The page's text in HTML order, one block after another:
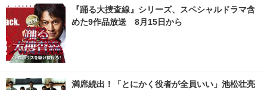
『踊る大捜査線』シリーズ、スペシャルドラマ含
めた9作品放送 8月15日から
満席続出！「とにかく役者が全員いい」池松壮亮